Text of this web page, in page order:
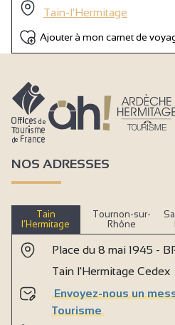
Tain-l'Hermitage
Ajouter à mon carnet de
NOS ADRESSES
Tain
l’Hermitage
Tournon-sur-
Rhône
Place du 8 mai 1945 -
Tain l'Hermitage Cedex
Envoyez-nous un
Tourisme